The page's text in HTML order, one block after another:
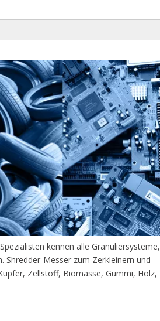
kennen alle Granuliersysteme,
Shredder-Messer zum Zerkleinern und
Zellstoff, Biomasse, Gummi, Holz,